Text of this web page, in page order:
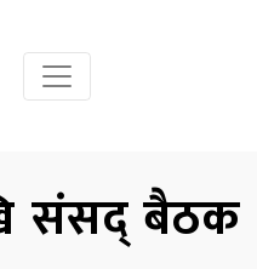
संसद् बैठक